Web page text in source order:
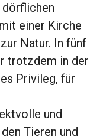
dörflichen
einer Kirche
Natur. In fünf
trotzdem in der
Privileg, für
und
Tieren und